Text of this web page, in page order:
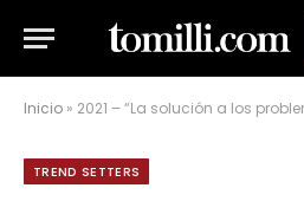
Inicio » 2021 – “La solución a los problemas siempre es la
TREND SETTERS